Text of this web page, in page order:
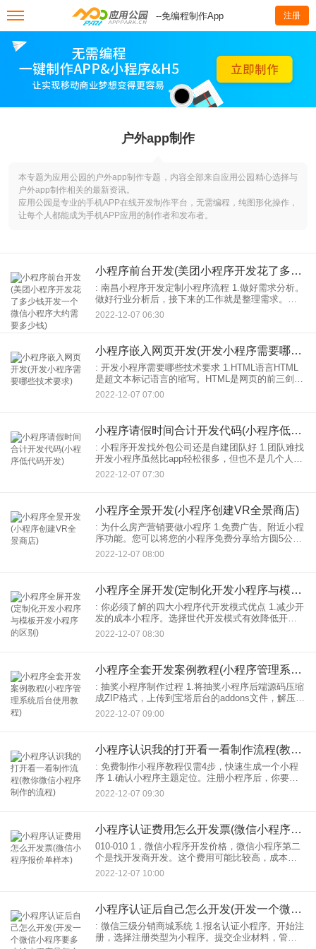
--免编程制作App 注册
户外app制作
本专题为应用公园的户外app制作专题，内容全部来自应用公园精心选择与
户外app制作相关的最新资讯。
应用公园是专业的手机APP在线开发制作平台，无需编程，纯图形化操作，
让每个人都能成为手机APP应用的制作者和发布者。
小程序前台开发(美团小程序开发花了多少钱开发一个微信小程序大约需要多少钱)
: 南昌小程序开发定制小程序流程 1.做好需求分析。
做好行业分析后，接下来的工作就是整理需求。在
这个环节，企业和商家要确定功能，结构，页面，
内容等。of小程序根据以前的工作。最后要把相关的
2022-12-07 06:30
小程序嵌入网页开发(开发小程序需要哪些技术要求)
: 开发小程序需要哪些技术要求 1.HTML语言HTML
是超文本标记语言的缩写。HTML是网页的前三剑客
之一开发，主要负责网页的骨架。HTML语言和动物
2022-12-07 07:00
小程序请假时间合计开发代码(小程序低代码开发)
: 小程序开发找外包公司还是自建团队好 1.团队难找
开发小程序虽然比app轻松很多，但也不是几个人做
的事情就能，组建团队也不是一件容易的事情。“千
里马常见，伯乐不常见”。尤其是初创团队，因为薪
2022-12-07 07:30
小程序全景开发(小程序创建VR全景商店)
: 为什么房产营销要做小程序 1.免费广告。附近小程
序功能。您可以将您的小程序免费分享给方圆5公里
范围内的潜在用户。有了营销插件，就可以轻松实
现裂变。要知道，基于朋友人脉的推广，远比传统
2022-12-07 08:00
小程序全屏开发(定制化开发小程序与模板开发小程序的区别)
: 你必须了解的四大小程序代开发模式优点 1.减少开
发的成本小程序。选择世代开发模式有效降低开发
成本。如果企业想自己组织：010也是要长期发技术
人员工资的。如果企业没有长期需求开发，选择独
2022-12-07 08:30
小程序全套开发案例教程(小程序管理系统后台使用教程)
: 抽奖小程序制作过程 1.将抽奖小程序后端源码压缩
成ZIP格式，上传到宝塔后台的addons文件，解压。
BT宝塔安装教程 2.打开微引擎后台(微引擎安装教
程)，找到未安装的应用，按照步骤应
2022-12-07 09:00
小程序认识我的打开看一看制作流程(教你微信小程序制作的流程)
: 免费制作小程序教程仅需4步，快速生成一个小程
序 1.确认小程序主题定位。注册小程序后，你要明
白你打算用你的小程序做什么。自营电商，订餐，
看文章，还是服务预约？它属于哪个细分市场？主
2022-12-07 09:30
小程序认证费用怎么开发票(微信小程序报价单样本)
010-010 1，微信小程序开发价格，微信小程序第二
个是找开发商开发。这个费用可能比较高，成本
1w3w。第三种是和第三方一起编辑平台编辑，比如
微世界，额外服务要收费费用。详情如下： 2.报名
2022-12-07 10:00
小程序认证后自己怎么开发(开发一个微信小程序要多少钱小程序是怎么收费的)
: 微信三级分销商城系统 1.报名认证小程序。开始注
册，选择注册类型为小程序。提交企业材料，管理